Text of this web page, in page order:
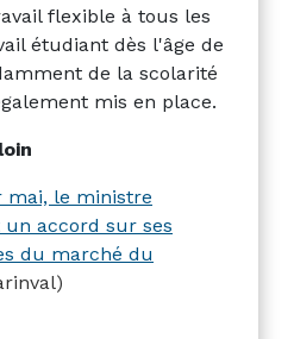
flexible à tous les
étudiant dès l'âge de
de la scolarité
mis en place.
mai, le ministre
accord sur ses
du marché du